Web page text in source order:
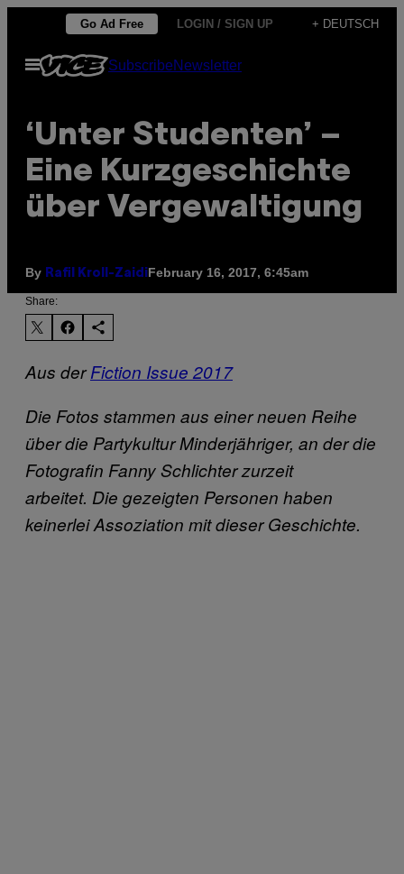
content
Go Ad Free LOGIN / SIGN UP + DEUTSCH
Open
Menu
SubscribeNewsletter
‘Unter Studenten’ –
Eine Kurzgeschichte
über Vergewaltigung
By Rafil Kroll-ZaidiFebruary 16, 2017, 6:45am
Share:
Aus derFiction Issue 2017
Die Fotos stammen aus einer neuen Reihe
über die Partykultur Minderjähriger, an der die
Fotografin Fanny Schlichter zurzeit
arbeitet. Die gezeigten Personen haben
keinerlei Assoziation mit dieser Geschichte.